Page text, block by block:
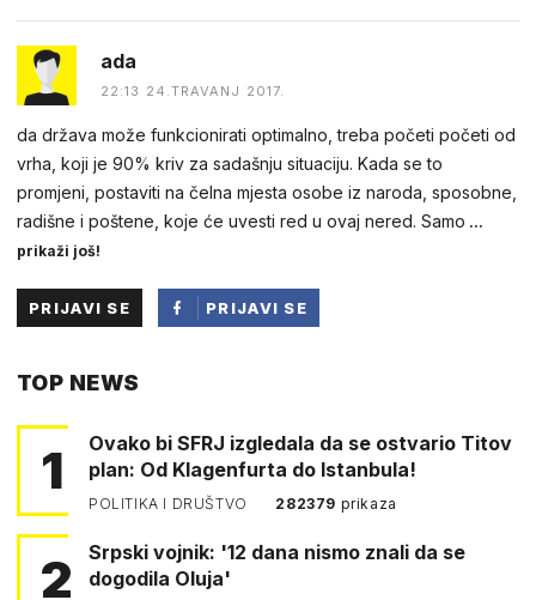
ada
22:13 24.TRAVANJ 2017.
da država može funkcionirati optimalno, treba početi početi od
vrha, koji je 90% kriv za sadašnju situaciju. Kada se to
promjeni, postaviti na čelna mjesta osobe iz naroda, sposobne,
radišne i poštene, koje će uvesti red u ovaj nered. Samo ...
prikaži još!
PRIJAVI SE
PRIJAVI SE
TOP NEWS
1
Ovako bi SFRJ izgledala da se ostvario Titov
plan: Od Klagenfurta do Istanbula!
POLITIKA I DRUŠTVO 282379 prikaza
2
Srpski vojnik: '12 dana nismo znali da se
dogodila Oluja'